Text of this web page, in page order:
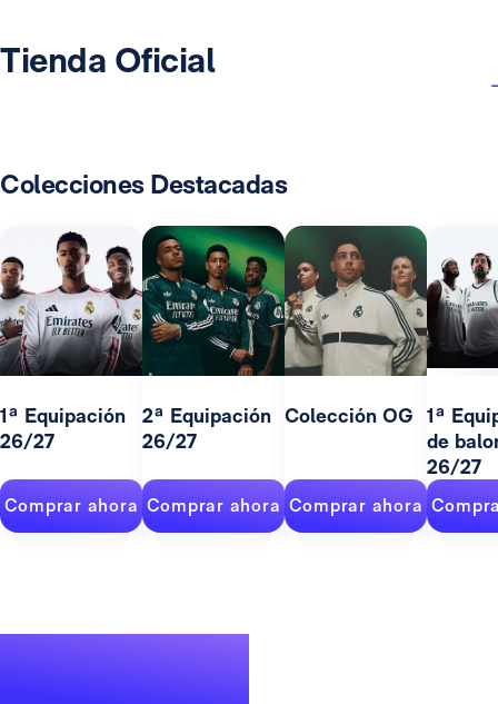
Tienda Oficial
Colecciones Destacadas
1ª Equipación
26/27
Comprar ahora
2ª Equipación
26/27
Comprar ahora
Colección OG
Comprar ahora
1ª
de
26/27